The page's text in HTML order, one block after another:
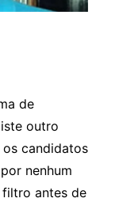
de
outro
candidatos
nenhum
antes de